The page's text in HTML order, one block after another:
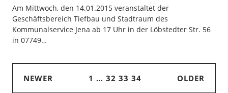
Am Mittwoch, den 14.01.2015 veranstaltet der
Geschäftsbereich Tiefbau und Stadtraum des
Kommunalservice Jena ab 17 Uhr in der Löbstedter Str. 56
in 07749…
NEWER 1 … 32 33 34 OLDER